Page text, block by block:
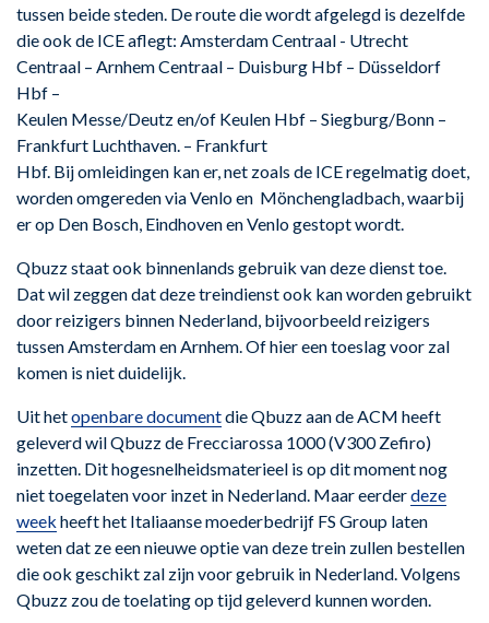
tussen beide steden. De route die wordt afgelegd is dezelfde
die ook de ICE aflegt: Amsterdam Centraal - Utrecht
Centraal – Arnhem Centraal – Duisburg Hbf – Düsseldorf
Hbf –
Keulen Messe/Deutz en/of Keulen Hbf – Siegburg/Bonn –
Frankfurt Luchthaven. – Frankfurt
Hbf. Bij omleidingen kan er, net zoals de ICE regelmatig doet,
worden omgereden via Venlo en Mönchengladbach, waarbij
er op Den Bosch, Eindhoven en Venlo gestopt wordt.
Qbuzz staat ook binnenlands gebruik van deze dienst toe.
Dat wil zeggen dat deze treindienst ook kan worden gebruikt
door reizigers binnen Nederland, bijvoorbeeld reizigers
tussen Amsterdam en Arnhem. Of hier een toeslag voor zal
komen is niet duidelijk.
Uit hetopenbare documentdie Qbuzz aan de ACM heeft
geleverd wil Qbuzz de Frecciarossa 1000 (V300 Zefiro)
inzetten. Dit hogesnelheidsmaterieel is op dit moment nog
niet toegelaten voor inzet in Nederland. Maar eerderdeze
week heeft het Italiaanse moederbedrijf FS Group laten
weten dat ze een nieuwe optie van deze trein zullen bestellen
die ook geschikt zal zijn voor gebruik in Nederland. Volgens
Qbuzz zou de toelating op tijd geleverd kunnen worden.